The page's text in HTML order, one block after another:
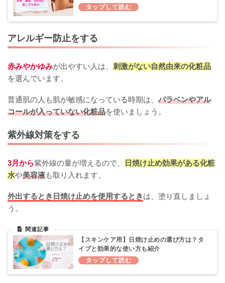
アレルギー防止をする
赤みやかゆみが出やすい人は、 刺激がない自然由来の化粧品
を選んでいます。
普通肌の人も肌が敏感になっている時期は、 パラベンやアル
コールが入っていない化粧品を使いましょう。
紫外線対策をする
3月から紫外線の量が増えるので、
日焼け止め効果がある化粧
水や美容液も取り入れます。
外出するとき日焼け止めを使用するときは、塗り直しましょ
う。
【スキンケア用】日焼け止めの選び方は？タ
イプと効果的な使い方も紹介